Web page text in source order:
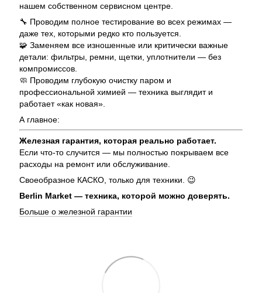
нашем собственном сервисном центре.
🔧 Проводим полное тестирование во всех режимах —
даже тех, которыми редко кто пользуется.
🧩 Заменяем все изношенные или критически важные
детали: фильтры, ремни, щетки, уплотнители — без
компромиссов.
🧼 Проводим глубокую очистку паром и
профессиональной химией — техника выглядит и
работает «как новая».
А главное:
Железная гарантия, которая реально работает.
Если что-то случится — мы полностью покрываем все
расходы на ремонт или обслуживание.
Своеобразное КАСКО, только для техники. 😉
Berlin Market — техника, которой можно доверять.
Больше о железной гарантии